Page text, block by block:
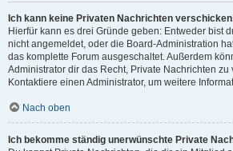
Ich kann keine Privaten Nachrichten
Hierfür kann es drei Gründe geben: Entweder bist
nicht angemeldet, oder die Board-Administration
das komplette Forum ausgeschaltet. Außerdem
Administrator dir das Recht, Private Nachrichten
Kontaktiere einen Administrator, um weitere
Nach oben
Ich bekomme ständig unerwünschte Private